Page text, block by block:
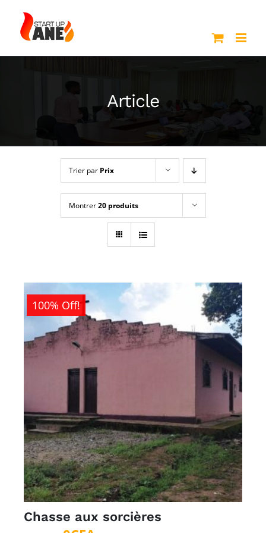
contenu
Article
Trier par Prix
Montrer20 produits
100% Off!
Chasse aux sorcières